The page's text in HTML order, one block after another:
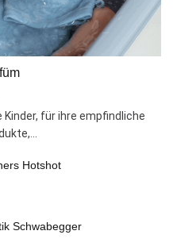
Kinder, für ihre empfindliche
Hotshot
Schwabegger